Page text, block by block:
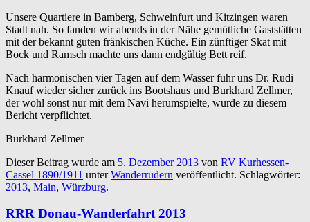
Unsere Quartiere in Bamberg, Schweinfurt und Kitzingen waren
Stadt nah. So fanden wir abends in der Nähe gemütliche Gaststätten
mit der bekannt guten fränkischen Küche. Ein zünftiger Skat mit
Bock und Ramsch machte uns dann endgültig Bett reif.
Nach harmonischen vier Tagen auf dem Wasser fuhr uns Dr. Rudi
Knauf wieder sicher zurück ins Bootshaus und Burkhard Zellmer,
der wohl sonst nur mit dem Navi herumspielte, wurde zu diesem
Bericht verpflichtet.
Burkhard Zellmer
Dieser Beitrag wurde am 5. Dezember 2013 von RV Kurhessen-
Cassel 1890/1911 unterWanderrudern veröffentlicht. Schlagwörter:
2013, Main, Würzburg.
RRR Donau-Wanderfahrt 2013